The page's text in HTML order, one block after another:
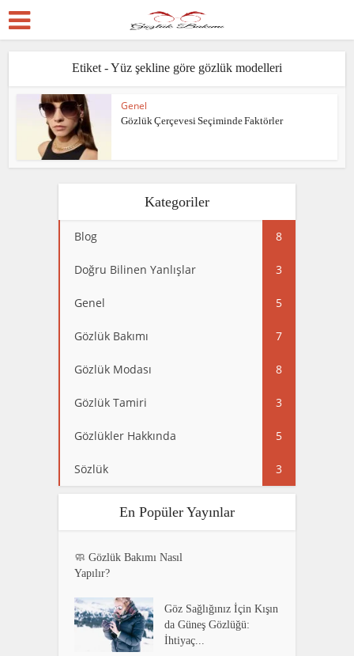
Etiket - Yüz şekline göre gözlük modelleri
Genel
Gözlük Çerçevesi Seçiminde Faktörler
Kategoriler
Blog 8
Doğru Bilinen Yanlışlar 3
Genel 5
Gözlük Bakımı 7
Gözlük Modası 8
Gözlük Tamiri 3
Gözlükler Hakkında 5
Sözlük 3
En Popüler Yayınlar
🧼 Gözlük Bakımı Nasıl
Yapılır?
Göz Sağlığınız İçin Kışın
da Güneş Gözlüğü:
İhtiyaç...